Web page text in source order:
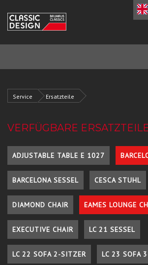
Service Ersatzteile
VERFÜGBARE
ADJUSTABLE TABLE E 1027
BARCELONA SESSEL CESCA STUHL
DIAMOND CHAIR EAMES LOUNGE
EXECUTIVE CHAIR LC 21 SESSEL
LC 22 SOFA 2-SITZER LC 23 SOFA